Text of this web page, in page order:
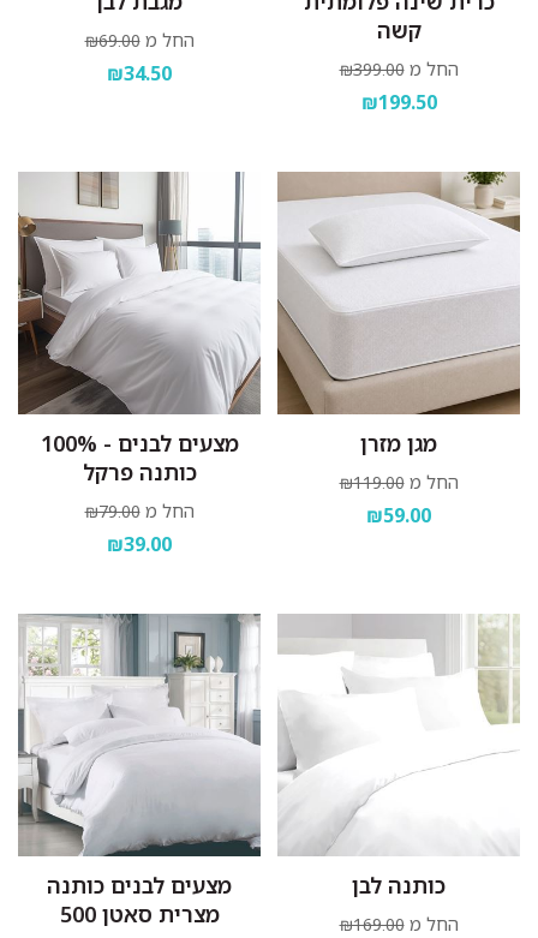
קשה
החל מ ₪399.00
₪199.50
החל מ ₪69.00
₪34.50
מגן מזרן
החל מ ₪119.00
₪59.00
מצעים לבנים - 100%
כותנה פרקל
החל מ ₪79.00
₪39.00
כותנה לבן
החל מ ₪169.00
מצעים לבנים כותנה
מצרית סאטן 500